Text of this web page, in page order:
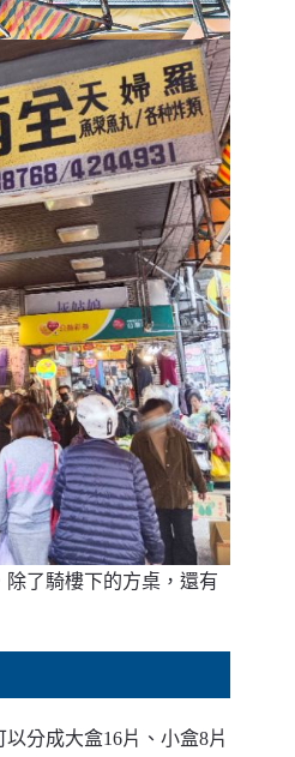
了騎樓下的方桌，還有
分成大盒16片、小盒8片